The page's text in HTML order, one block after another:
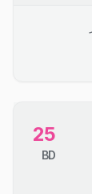
25
BD